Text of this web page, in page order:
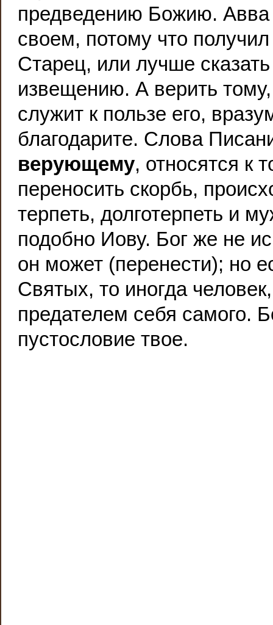
предведению Божию. Авва
своем, потому что
Старец, или лучше
извещению. А верить
служит к пользе его,
благодарите. Слова
верующему, относятся к
переносить скорбь,
терпеть, долготерпеть и
подобно Иову. Бог же не
он может (перенести); но
Святых, то иногда
предателем себя самого.
пустословие твое.